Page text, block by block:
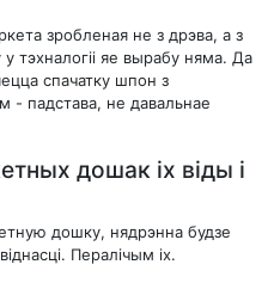
зробленая не з дрэва, а з
тэхналогіі яе вырабу няма. Да
спачатку шпон з
- падстава, не давальнае
дошак іх віды і
дошку, нядрэнна будзе
Пералічым іх.